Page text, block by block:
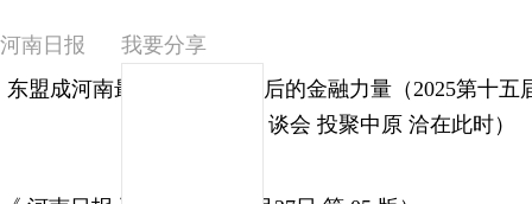
河南日报
我要分享
东盟成河南最大贸易伙伴背后的金融力量（2025第十
谈会 投聚中原 洽在此时）